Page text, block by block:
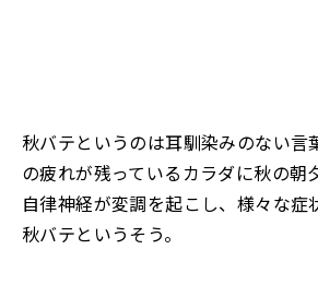
秋バテというのは耳馴染みのない言
の疲れが残っているカラダに秋の朝
自律神経が変調を起こし、様々な症
秋バテというそう。